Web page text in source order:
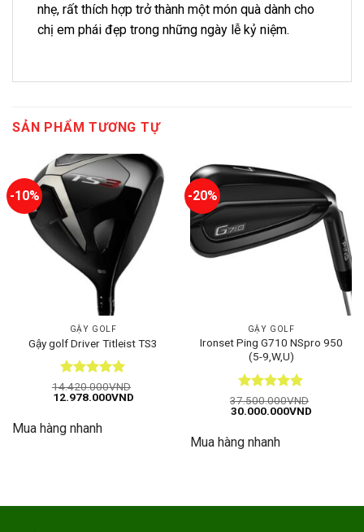
nhẹ, rất thích hợp trở thành một món quà dành cho
chị em phái đẹp trong những ngày lễ kỷ niệm.
SẢN PHẨM TƯƠNG TỰ
-10%
GẬY GOLF
Gậy golf Driver Titleist TS3
Được xếp
hạng55
14.420.000VND
Giá
14.420.000VND.
12.978.000VNDGiá
12.978.000VND.
Mua hàng nhanh
-20%
GẬY GOLF
Ironset Ping G710 NSpro 950
(5-9,W,U)
Được xếp
hạng55
37.500.000VND
Giá
37.500.000VND.
30.000.000VNDGiá
Mua hàng nhanh